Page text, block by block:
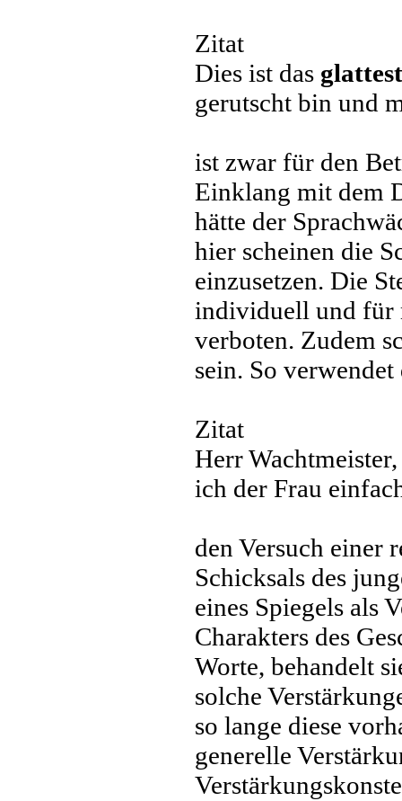
Zitat
Dies ist das
gerutscht bin und
ist zwar für den
Einklang mit dem
hätte der
hier scheinen die
einzusetzen. Die
individuell und für
verboten. Zudem
sein. So verwendet
Zitat
Herr
ich der Frau
den Versuch einer
Schicksals des
eines Spiegels als
Charakters des
Worte, behandelt
solche
so lange diese
generelle